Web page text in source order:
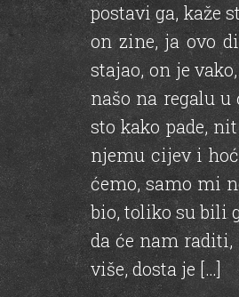
postavi ga, kaže
on zine, ja ovo
stajao, on je
našo na regalu
sto kako pade,
njemu cijev i
ćemo, samo mi
bio, toliko su bili
da će nam
više, dosta je […]